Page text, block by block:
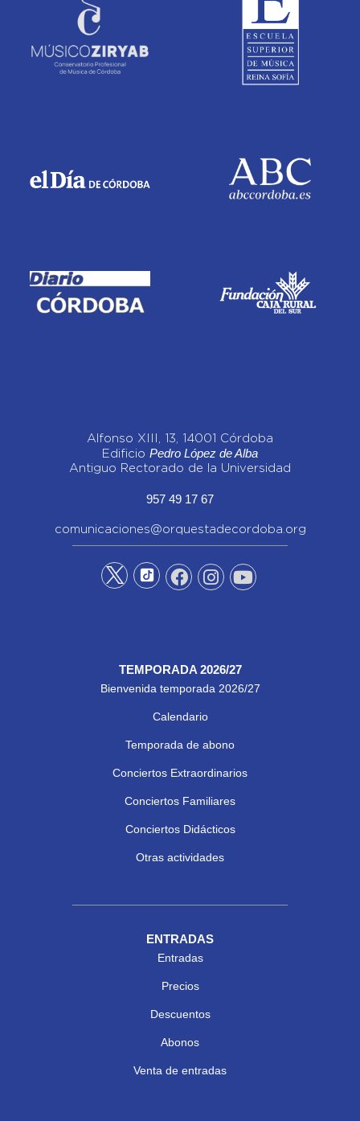
Alfonso XIII, 13, 14001 Córdoba
Edificio Pedro López de Alba
Antiguo Rectorado de la Universidad
957 49 17 67
comunicaciones@orquestadecordoba.org
TEMPORADA 2026/27
Bienvenida temporada 2026/27
Calendario
Temporada de abono
Conciertos Extraordinarios
Conciertos Familiares
Conciertos Didácticos
Otras actividades
ENTRADAS
Entradas
Precios
Descuentos
Abonos
Venta de entradas